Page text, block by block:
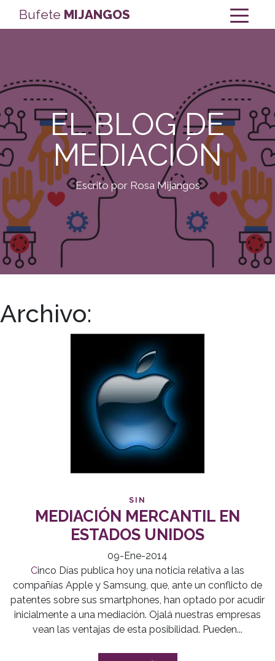
Bufete MIJANGOS
EL BLOG DE
MEDIACIÓN
Escrito por Rosa Mijangos
Archivo:
SIN
MEDIACIÓN MERCANTIL EN
ESTADOS UNIDOS
09-Ene-2014
Cinco Días publica hoy una noticia relativa a las
compañías Apple y Samsung, que, ante un conflicto de
patentes sobre sus smartphones, han optado por acudir
inicialmente a una mediación. Ojalá nuestras empresas
vean las ventajas de esta posibilidad. Pueden...